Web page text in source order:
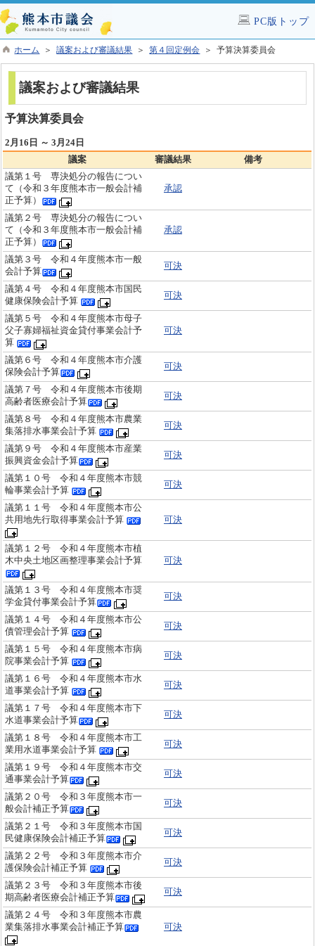
PC版トップ
ホーム ＞議案および審議結果 ＞第４回定例会 ＞ 予算決算委員会
議案および審議結果
予算決算委員会
2月16日 ～ 3月24日
議案
審議結果
備考
議第１号 専決処分の報告につい
て（令和３年度熊本市一般会計補
正予算）
承認
議第２号 専決処分の報告につい
て（令和３年度熊本市一般会計補
正予算）
承認
議第３号 令和４年度熊本市一般
会計予算
可決
議第４号 令和４年度熊本市国民
健康保険会計予算
可決
議第５号 令和４年度熊本市母子
父子寡婦福祉資金貸付事業会計予
算
可決
議第６号 令和４年度熊本市介護
保険会計予算
可決
議第７号 令和４年度熊本市後期
高齢者医療会計予算
可決
議第８号 令和４年度熊本市農業
集落排水事業会計予算
可決
議第９号 令和４年度熊本市産業
振興資金会計予算
可決
議第１０号 令和４年度熊本市競
輪事業会計予算
可決
議第１１号 令和４年度熊本市公
共用地先行取得事業会計予算
可決
議第１２号 令和４年度熊本市植
木中央土地区画整理事業会計予算
可決
議第１３号 令和４年度熊本市奨
学金貸付事業会計予算
可決
議第１４号 令和４年度熊本市公
債管理会計予算
可決
議第１５号 令和４年度熊本市病
院事業会計予算
可決
議第１６号 令和４年度熊本市水
道事業会計予算
可決
議第１７号 令和４年度熊本市下
水道事業会計予算
可決
議第１８号 令和４年度熊本市工
業用水道事業会計予算
可決
議第１９号 令和４年度熊本市交
通事業会計予算
可決
議第２０号 令和３年度熊本市一
般会計補正予算
可決
議第２１号 令和３年度熊本市国
民健康保険会計補正予算
可決
議第２２号 令和３年度熊本市介
護保険会計補正予算
可決
議第２３号 令和３年度熊本市後
期高齢者医療会計補正予算
可決
議第２４号 令和３年度熊本市農
業集落排水事業会計補正予算
可決